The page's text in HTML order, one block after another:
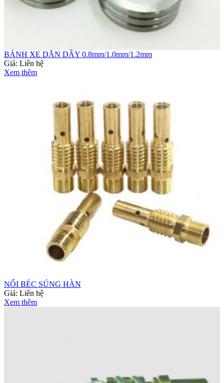
BÁNH XE DÃN DÂY 0.8mm/1.0mm/1.2mm
Giá: Liên hệ
Xem thêm
NỐI BÉC SÚNG HÀN
Giá: Liên hệ
Xem thêm